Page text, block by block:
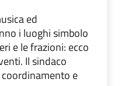
ed
i luoghi simbolo
e le frazioni: ecco
Il sindaco
e